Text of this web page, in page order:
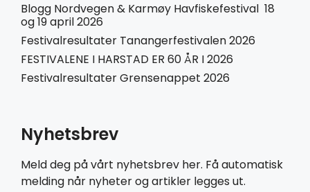
Blogg Nordvegen & Karmøy Havfiskefestival 18
og 19 april 2026
Festivalresultater Tanangerfestivalen 2026
FESTIVALENE I HARSTAD ER 60 ÅR I 2026
Festivalresultater Grensenappet 2026
Nyhetsbrev
Meld deg på vårt nyhetsbrev her. Få automatisk
melding når nyheter og artikler legges ut.